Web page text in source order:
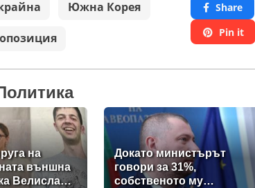
Южна Корея
опозиция
Share
Pin it
на
външна
Велислава
Докато министърът
говори за 31%,
собственото му